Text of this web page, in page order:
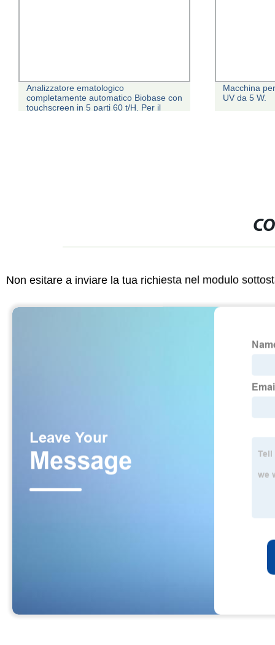
Analizzatore ematologico
completamente automatico Biobase con
touchscreen in 5 parti 60 t/H. Per il
Macchina
UV da 5 W.
Non esitare a inviare la tua richiesta nel modulo